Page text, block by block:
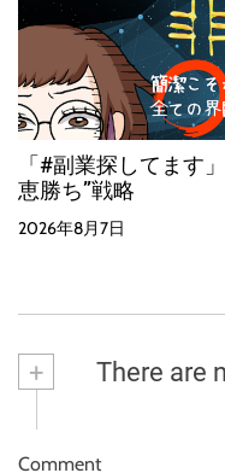
「#副業探してます
恵勝ち”戦略
2026年8月7日
+ There are
Comment